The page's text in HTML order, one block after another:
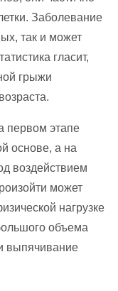
Заболевание
так и может
гласит,
грыжи
первом этапе
основе, а на
воздействием
может
нагрузке
объема
выпячивание